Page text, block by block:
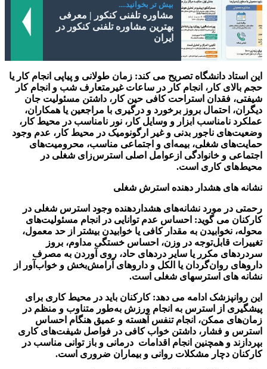
بیش تر بخوانید....
مشاوره تلفنی کنکور | معرفی
بهترین مشاوره تلفنی کنکور در
ایران
این استاد دانشگاه تصریح می کند: زمان طولانی و پیاپی انجام کار یا
حجم بالای کار، انجام کار در ساعات غیرمتعارف شب و انجام کار
شیفتی، فقدان استراحت کافی حین کار، داشتن مسئولیت جان
دیگران، احتمال بروز برخورد و درگیری با مراجعین یا همکاران،
عملکرد نامناسب ابزار و وسایل کار، نور نامناسب در محیط کار،
وضعیت‌های ناجور بدنی و غیر ارگونومیک در محیط کار، عدم وجود
حمایت‌های شغلی، بیمه‌ای و اجتماعی مناسب، محرومیت‌های
اجتماعی و خانوادگی ازعوامل اصلی استرس‌زای شغلی در
محیط‌های کاری است.
نشانه های هشدار دهنده استرش شغلی
رحمتی در مورد نشانه‌های هشداردهنده وجود استرس شغلی در
کارکنان می گوید: احساس عدم توانایی در انجام مسئولیت‌های
محوله، نخوابیدن به مقدار کافی یا خوابیدن بیشتر از حد معمول،
تغییرات قابل‌توجه در وزن، احساس خستگی مداوم، بروز
سردردهای مکرر یا سایر دردهای حاد، روی آوردن به مصرف
داروهای روان‌گردان یا الکل و داروهای آرامش‌بخش و خواب‌آور از
نشانه های استرسهای شغلی است.
این روانپزشک ادامه می دهد: کارکنان باید در محیط کاری برای
پیشگیری از استرس به انجام ورزش به‌طور متناوب و منظم در
زمان‌های ممکن، انجام تنفس آهسته و عمیق هنگام احساس
استرس و فشار، داشتن خواب کافی در فواصل شیفت‌های کاری
بپردازند و همچنین انجام اقدامات درمانی و باز توانی مناسب در
کارکنان دچار مشکلات روانی و بیماران ضروری است.